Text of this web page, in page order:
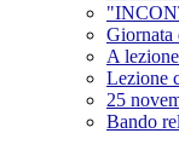
Giornata
A
Lezione
25
Bando